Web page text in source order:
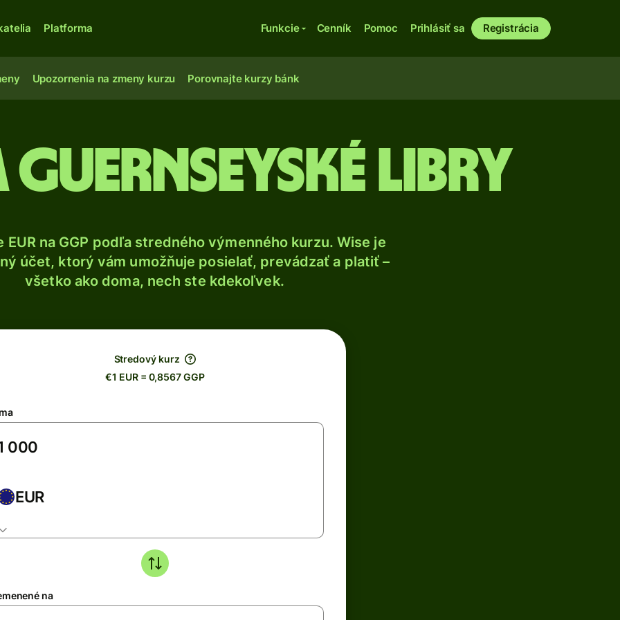
Platforma Funkcie Cenník Pomoc Prihlásiť sa Registrácia
Upozornenia na zmeny kurzu Porovnajte kurzy bánk
guernseyské libry
EUR na GGP podľa stredného výmenného kurzu. Wise je
účet, ktorý vám umožňuje posielať, prevádzať a platiť –
všetko ako doma, nech ste kdekoľvek.
Stredový kurz
€1 EUR = 0,8567 GGP
EUR
na